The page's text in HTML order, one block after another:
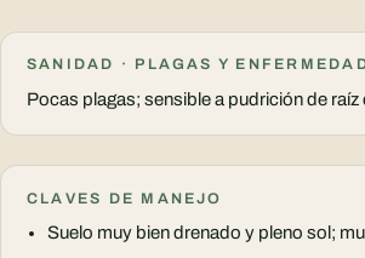
SANIDAD · PLAGAS Y
Pocas plagas; sensible a pudrición de
CLAVES DE MANEJO
Suelo muy bien drenado y pleno sol;